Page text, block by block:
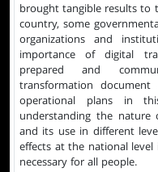
brought tangible results to
country, some
organizations and
importance of digital
prepared and
transformation
operational plans in
understanding the nature
and its use in different
effects at the national
necessary for all people.